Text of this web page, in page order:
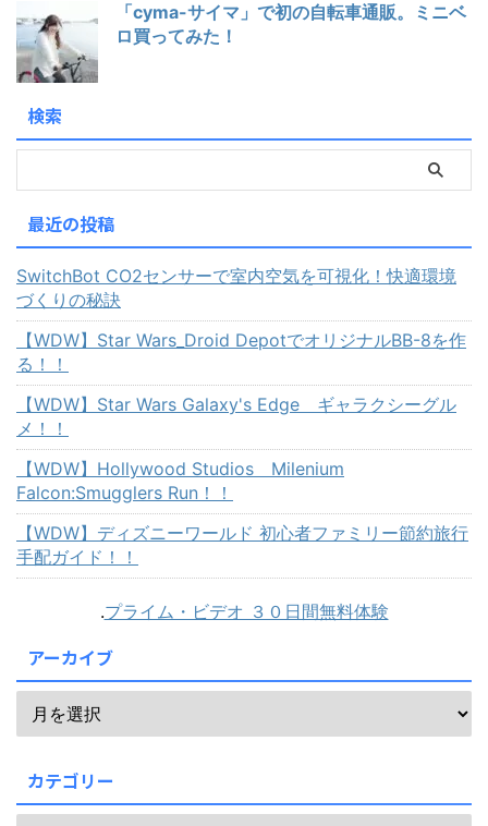
「cyma-サイマ」で初の自転車通販。ミニベ
ロ買ってみた！
検索
最近の投稿
SwitchBot CO2センサーで室内空気を可視化！快適環境
づくりの秘訣
【WDW】Star Wars_Droid DepotでオリジナルBB-8を作
る！！
【WDW】Star Wars Galaxy's Edge ギャラクシーグル
メ！！
【WDW】Hollywood Studios Milenium
Falcon:Smugglers Run！！
【WDW】ディズニーワールド 初心者ファミリー節約旅行
手配ガイド！！
.プライム・ビデオ ３０日間無料体験
アーカイブ
カテゴリー